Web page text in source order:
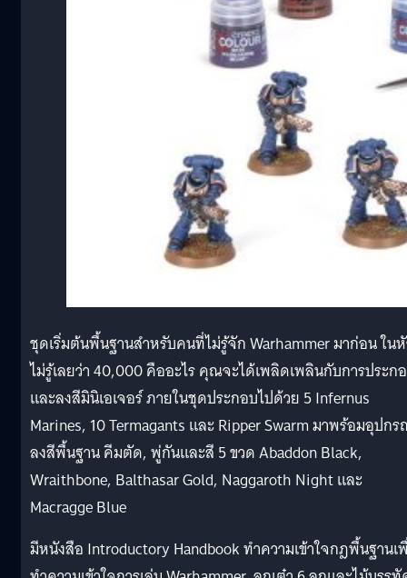
ชุดเริ่มต้นพื้นฐานสำหรับคนที่ไม่รู้จัก Warhammer มาก่อน ใน
ไม่รู้เลยว่า 40,000 คืออะไร คุณจะได้เพลิดเพลินกับการประก
และลงสีมินิเอเจอร์ ภายในชุดประกอบไปด้วย 5 Infernus
Marines, 10 Termagants และ Ripper Swarm มาพร้อมอุปก
ลงสีพื้นฐาน คีมตัด, พู่กันและสี 5 ขวด Abaddon Black,
Wraithbone, Balthasar Gold, Naggaroth Night และ
Macragge Blue
มีหนังสือ Introductory Handbook ทำความเข้าใจกฎพื้นฐานเ